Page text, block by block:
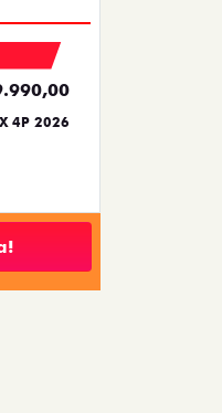
4P 2026